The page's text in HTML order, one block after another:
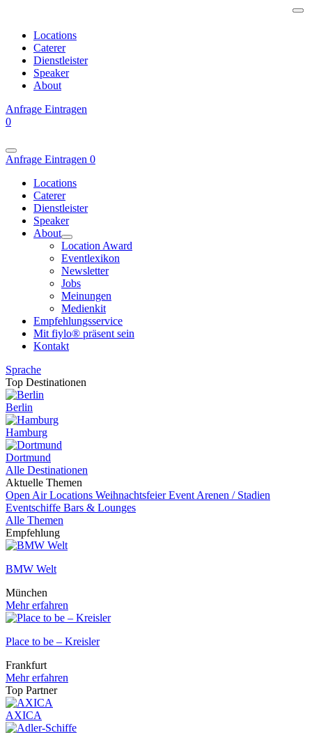
Locations
Caterer
Dienstleister
Speaker
About
Anfrage Eintragen
0
Anfrage Eintragen 0
Locations
Caterer
Dienstleister
Speaker
About
Location Award
Eventlexikon
Newsletter
Jobs
Meinungen
Medienkit
Empfehlungsservice
Mit fiylo® präsent sein
Kontakt
Sprache
Top Destinationen
Berlin
Hamburg
Dortmund
Alle Destinationen
Aktuelle Themen
Open Air Locations WeihnachtsfeierEvent Arenen / Stadien
Eventschiffe Bars & Lounges
Alle Themen
Empfehlung
BMW Welt
München
Mehr erfahren
Place to be – Kreisler
Frankfurt
Mehr erfahren
Top Partner
AXICA